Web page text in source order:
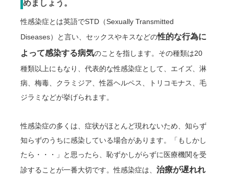
めましょう。
性感染症とは英語でSTD（Sexually Transmitted
Diseases）と言い、セックスやキスなどの性的な行為に
よって感染する病気のことを指します。その種類は20
種類以上にもなり、代表的な性感染症として、エイズ、淋
病、梅毒、クラミジア、性器ヘルペス、トリコモナス、毛
ジラミなどが挙げられます。
性感染症の多くは、症状がほとんど現れないため、知らず
知らずのうちに感染している場合があります。「もしかし
たら・・・」と思ったら、恥ずかしがらずに医療機関を受
診することが一番大切です。性感染症は、 治療が遅れれ